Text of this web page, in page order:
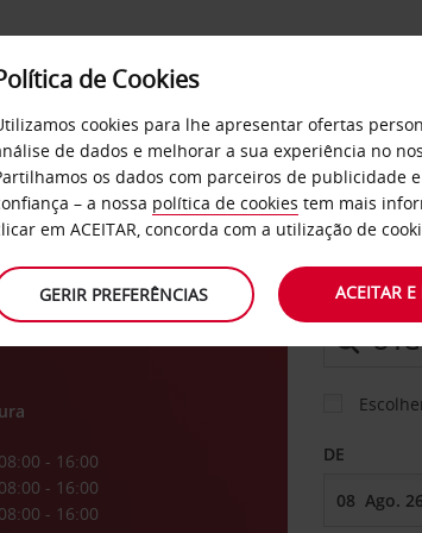
SERVIÇOS EMPRESAS
08:00 - 16:00
08:00 - 16:00
08:00 - 16:00
LEVANTAR
DE
de Cookies
cookies para lhe apresentar ofertas
de dados e melhorar a sua experiência no
os dados com parceiros de publicidade
– a nossa política de cookies tem mais
em ACEITAR, concorda com a utilização de
GERIR PREFERÊNCIAS ACEITAR E